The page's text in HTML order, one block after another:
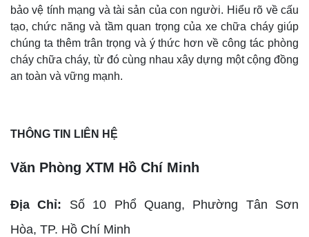
bảo vệ tính mạng và tài sản của con người. Hiểu rõ về cấu
tạo, chức năng và tầm quan trọng của xe chữa cháy giúp
chúng ta thêm trân trọng và ý thức hơn về công tác phòng
cháy chữa cháy, từ đó cùng nhau xây dựng một cộng đồng
an toàn và vững mạnh.
THÔNG TIN LIÊN HỆ
Văn Phòng XTM Hồ Chí Minh
Địa Chỉ: Số 10 Phổ Quang, Phường Tân Sơn
Hòa, TP. Hồ Chí Minh